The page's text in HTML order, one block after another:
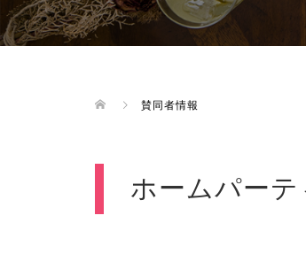
賛同者情報
ホームパーテ